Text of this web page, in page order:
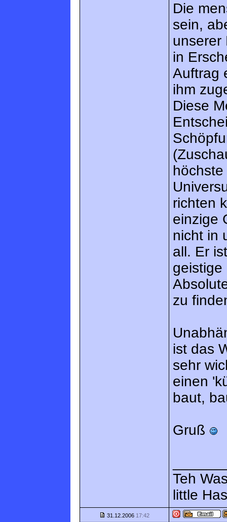
Die
sein,
unserer
in
Auftrag
ihm
Diese
richten
einzige
nicht in
all. Er
geistige
zu
ist das
sehr
einen
baut,
Gruß
Teh
little
31.12.2006 17:42